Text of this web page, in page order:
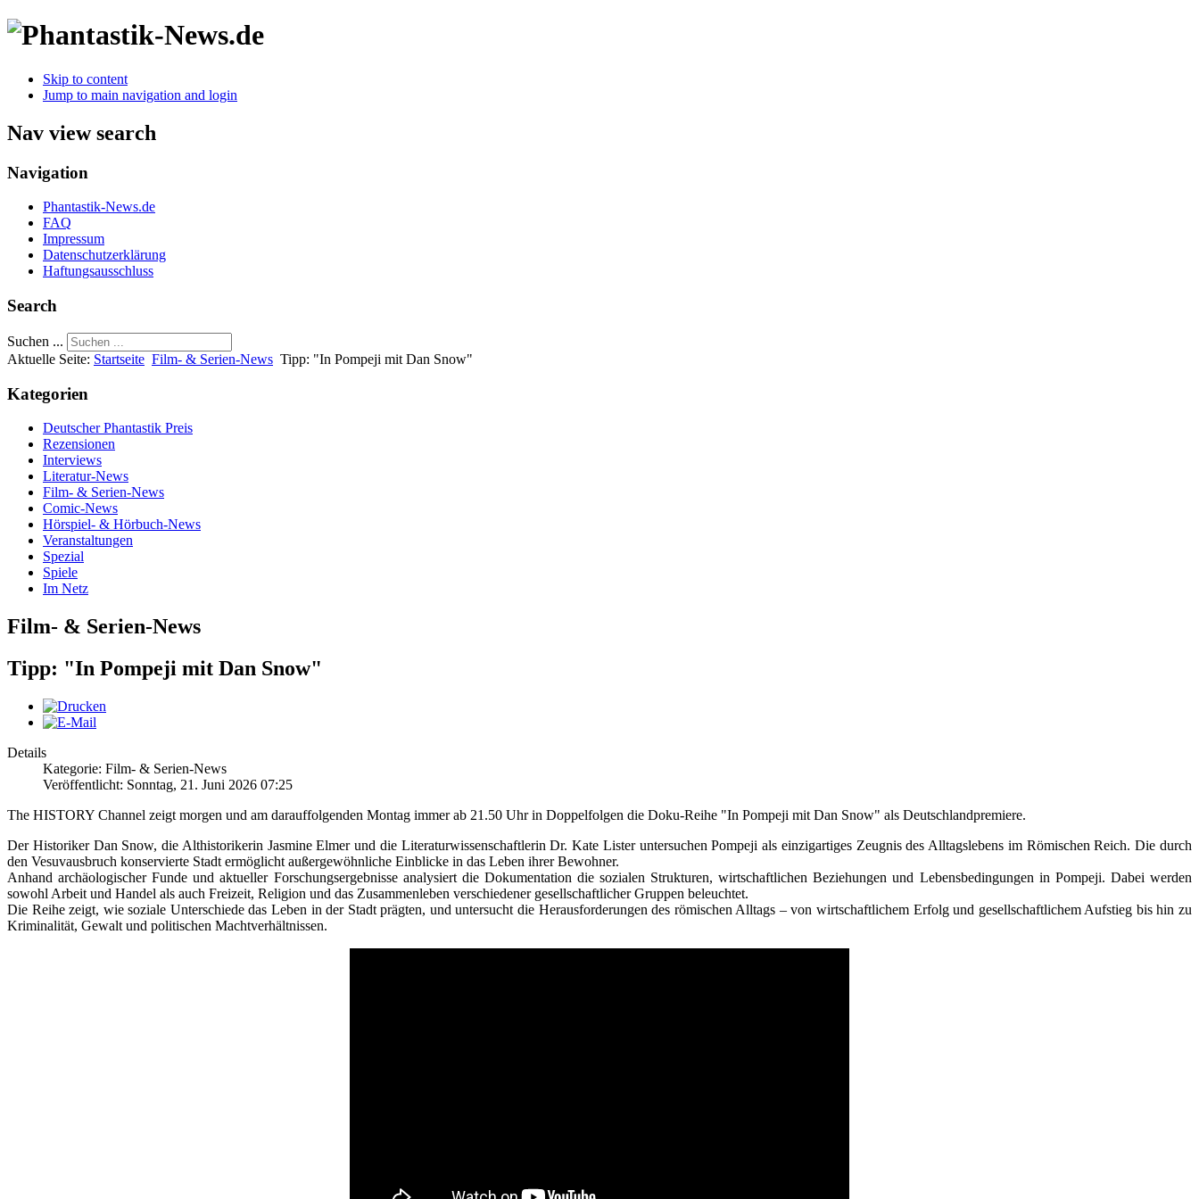
Skip to content
Jump to main navigation and login
Nav view search
Navigation
Phantastik-News.de
FAQ
Impressum
Datenschutzerklärung
Haftungsausschluss
Search
Suchen ...
Aktuelle Seite: Startseite Film- & Serien-News Tipp: "In Pompeji mit Dan Snow"
Kategorien
Deutscher Phantastik Preis
Rezensionen
Interviews
Literatur-News
Film- & Serien-News
Comic-News
Hörspiel- & Hörbuch-News
Veranstaltungen
Spezial
Spiele
Im Netz
Film- & Serien-News
Tipp: "In Pompeji mit Dan Snow"
Details
Kategorie: Film- & Serien-News
Veröffentlicht: Sonntag, 21. Juni 2026 07:25
The HISTORY Channel zeigt morgen und am darauffolgenden Montag immer ab 21.50 Uhr in Doppelfolgen die Doku-Reihe "In Pompeji mit Dan Snow" als Deutschlandpremiere.
Der Historiker Dan Snow, die Althistorikerin Jasmine Elmer und die Literaturwissenschaftlerin Dr. Kate Lister untersuchen Pompeji als einzigartiges Zeugnis des Alltagslebens im Römischen Reich. Die durch
den Vesuvausbruch konservierte Stadt ermöglicht außergewöhnliche Einblicke in das Leben ihrer Bewohner.
Anhand archäologischer Funde und aktueller Forschungsergebnisse analysiert die Dokumentation die sozialen Strukturen, wirtschaftlichen Beziehungen und Lebensbedingungen in Pompeji. Dabei werden
sowohl Arbeit und Handel als auch Freizeit, Religion und das Zusammenleben verschiedener gesellschaftlicher Gruppen beleuchtet.
Die Reihe zeigt, wie soziale Unterschiede das Leben in der Stadt prägten, und untersucht die Herausforderungen des römischen Alltags – von wirtschaftlichem Erfolg und gesellschaftlichem Aufstieg bis hin zu
Kriminalität, Gewalt und politischen Machtverhältnissen.